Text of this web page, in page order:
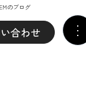
のブログ
合わせ